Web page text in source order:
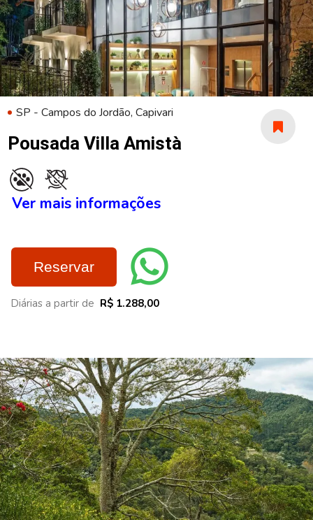
SP - Campos do Jordão, Capivari
Pousada Villa Amistà
Ver mais informações
Reservar
Diárias a partir de R$ 1.288,00